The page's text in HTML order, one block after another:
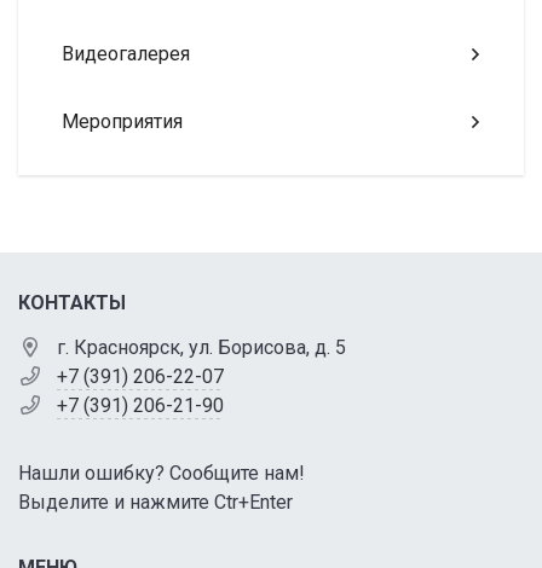
Видеогалерея
Мероприятия
КОНТАКТЫ
г. Красноярск, ул. Борисова, д. 5
+7 (391) 206-22-07
+7 (391) 206-21-90
Нашли ошибку? Сообщите нам!
Выделите и нажмите Ctr+Enter